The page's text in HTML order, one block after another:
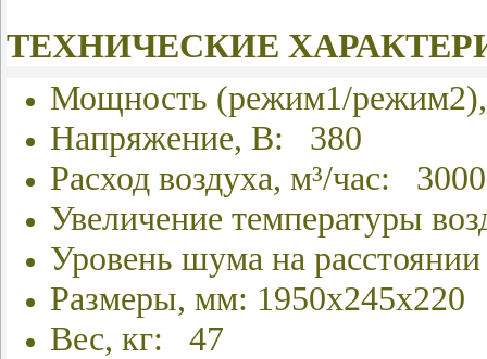
ТЕХНИЧЕСКИЕ
Мощность (режим1/
Напряжение, В: 380
Расход воздуха, м³/час: 3000
Увеличение температуры
Уровень шума на
Размеры, мм: 1950х245х220
Вес, кг: 47